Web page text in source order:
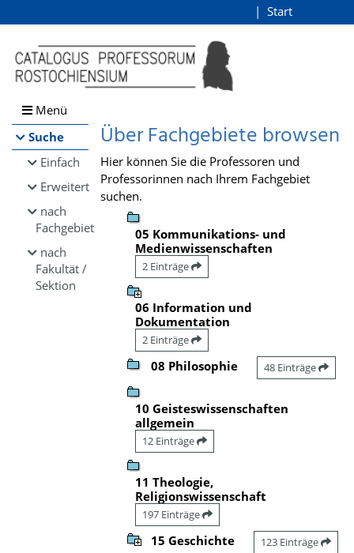
Browsen
direkt zum Inhalt
Start
Menü
Suche
Einfach
Erweitert
nach
Fachgebiet
nach
Fakultät /
Sektion
Über Fachgebiete browsen
Hier können Sie die Professoren und
Professorinnen nach Ihrem Fachgebiet
suchen.
05 Kommunikations- und
Medienwissenschaften
2 Einträge
06 Information und
Dokumentation
2 Einträge
08 Philosophie 48 Einträge
10 Geisteswissenschaften
allgemein
12 Einträge
11 Theologie,
Religionswissenschaft
197 Einträge
15 Geschichte 123 Einträge